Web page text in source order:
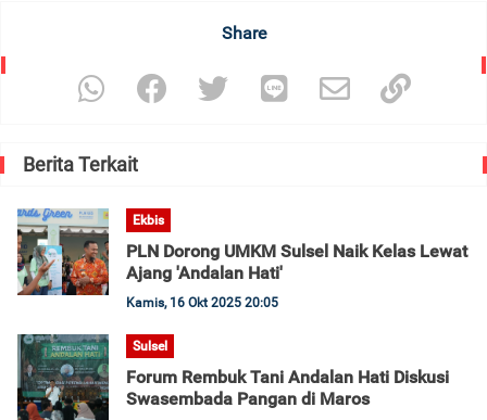
Share
Berita Terkait
Ekbis
PLN Dorong UMKM Sulsel Naik Kelas Lewat
Ajang 'Andalan Hati'
Kamis, 16 Okt 2025 20:05
Sulsel
Forum Rembuk Tani Andalan Hati Diskusi
Swasembada Pangan di Maros